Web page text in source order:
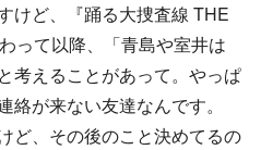
けど、『踊る大捜査線 THE
って以降、「青島や室井は
考えることがあって。やっぱ
絡が来ない友達なんです。
ど、その後のこと決めてるの